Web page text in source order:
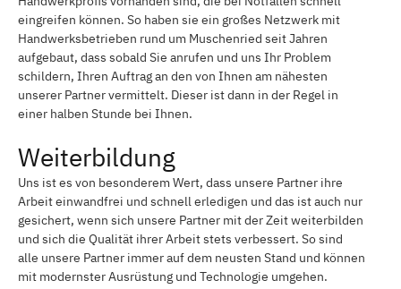
eingreifen können. So haben sie ein großes Netzwerk mit
Handwerksbetrieben rund um Muschenried seit Jahren
aufgebaut, dass sobald Sie anrufen und uns Ihr Problem
schildern, Ihren Auftrag an den von Ihnen am nähesten
unserer Partner vermittelt. Dieser ist dann in der Regel in
einer halben Stunde bei Ihnen.
Weiterbildung
Uns ist es von besonderem Wert, dass unsere Partner ihre
Arbeit einwandfrei und schnell erledigen und das ist auch nur
gesichert, wenn sich unsere Partner mit der Zeit weiterbilden
und sich die Qualität ihrer Arbeit stets verbessert. So sind
alle unsere Partner immer auf dem neusten Stand und können
mit modernster Ausrüstung und Technologie umgehen.